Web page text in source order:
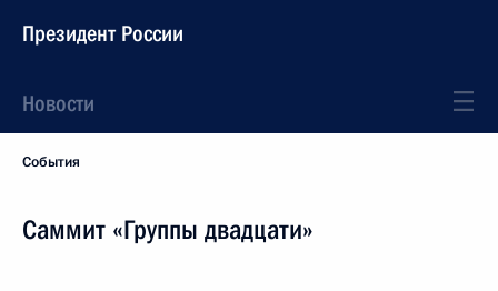
Президент России
Новости
События
Саммит «Группы двадцати»